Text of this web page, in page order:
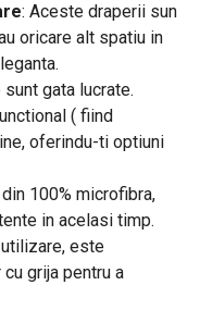
: Aceste draperii sun
oricare alt spatiu in
gata lucrate.
( fiind
oferindu-ti optiuni
100% microfibra,
in acelasi timp.
este
grija pentru a